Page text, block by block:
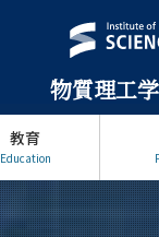
物質理工
教育
Education